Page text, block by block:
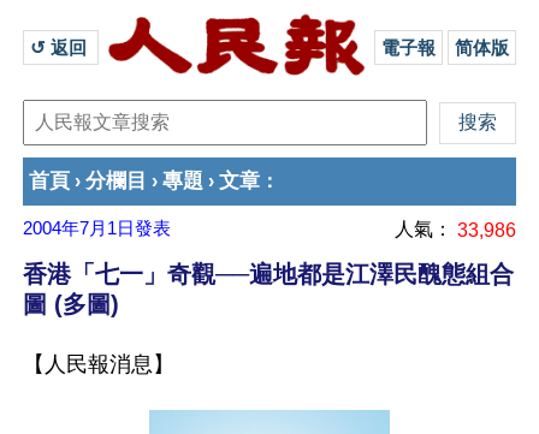
↺ 返回 電子報 简体版
首頁 › 分欄目 › 專題 › 文章 ：
2004年7月1日發表 人氣： 33,986
香港「七一」奇觀──遍地都是江澤民醜態組合
圖 (多圖)
【人民報消息】